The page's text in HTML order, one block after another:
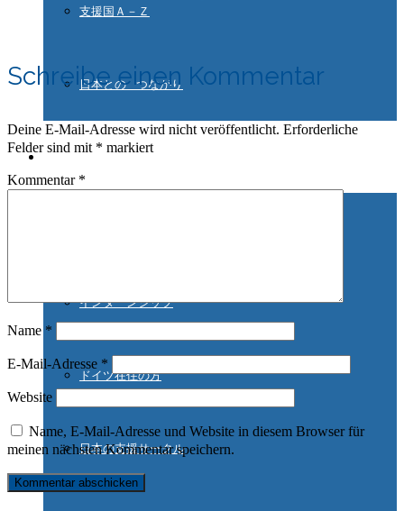
支援国Ａ－Ｚ
日本との つながり
ご協力ください
インターンシップ
ドイツ在住の方
日本の支援サークル
Schreibe einen Kommentar
Deine E-Mail-Adresse wird nicht veröffentlicht. Erforderliche
Felder sind mit * markiert
Kommentar *
Name *
E-Mail-Adresse *
Website
Name, E-Mail-Adresse und Website in diesem Browser für
meinen nächsten Kommentar speichern.